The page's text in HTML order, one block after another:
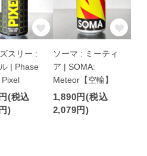
スリー :
| Phase
(税込
)
ソーマ : ミーティ
ア | SOMA:
Meteor【空輸】
1,890円(税込
2,079円)